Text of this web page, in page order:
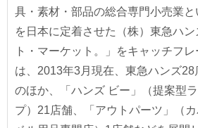
具・素材・部品の総合専門小売業
を日本に定着させた（株）東急ハ
ト・マーケット。」をキャッチフ
は、2013年3月現在、東急ハンズ28
のほか、「ハンズ ビー」（提案型
プ）21店舗、「アウトパーツ」（